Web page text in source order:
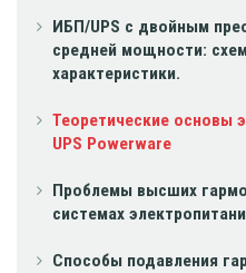
ИБП/UPS с двойным
средней мощности:
характеристики.
Теоретические основы
UPS Powerware
Проблемы высших
системах
Способы подавления